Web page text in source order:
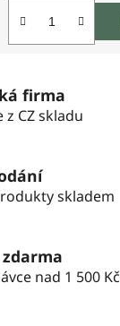
firma
z CZ skladu
skladem
nad 1 500 Kč